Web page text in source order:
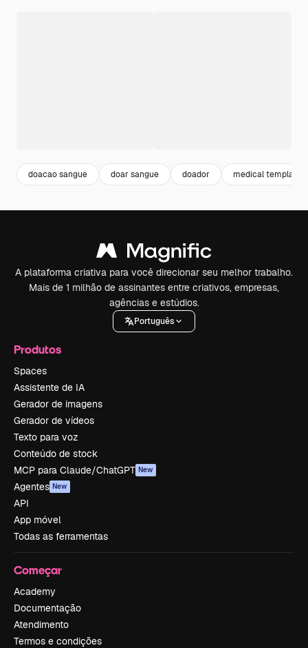
doacao sangue doar sangue doador medical template
A plataforma criativa para você direcionar seu melhor trabalho.
Mais de 1 milhão de assinantes entre criativos, empresas,
agências e estúdios.
Português
Produtos
Spaces
Assistente de IA
Gerador de imagens
Gerador de vídeos
Texto para voz
Conteúdo de stock
MCP para Claude/ChatGPT New
Agentes New
API
App móvel
Todas as ferramentas
Começar
Academy
Documentação
Atendimento
Termos e condições